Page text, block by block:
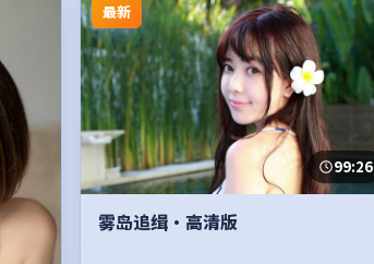
最新
99:26
雾岛追缉·高清版